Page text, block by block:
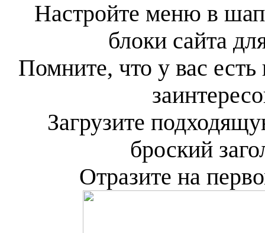
Настройте меню в
блоки сайта
Помните, что у вас
Загрузите
броский
Отразите на